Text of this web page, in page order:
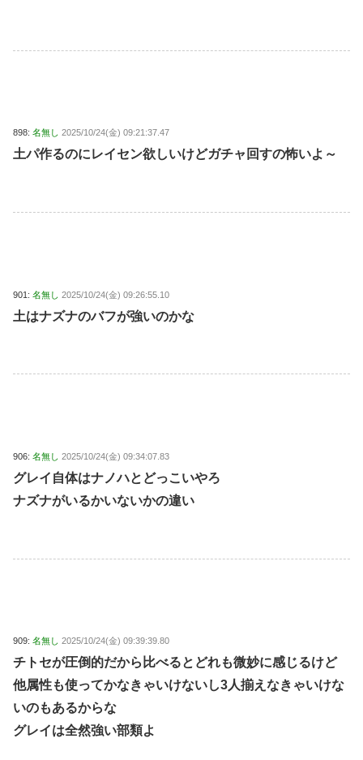
898: 名無し 2025/10/24(金) 09:21:37.47
土パ作るのにレイセン欲しいけどガチャ回すの怖いよ～
901: 名無し 2025/10/24(金) 09:26:55.10
土はナズナのバフが強いのかな
906: 名無し 2025/10/24(金) 09:34:07.83
グレイ自体はナノハとどっこいやろ
ナズナがいるかいないかの違い
909: 名無し 2025/10/24(金) 09:39:39.80
チトセが圧倒的だから比べるとどれも微妙に感じるけど
他属性も使ってかなきゃいけないし3人揃えなきゃいけな
いのもあるからな
グレイは全然強い部類よ